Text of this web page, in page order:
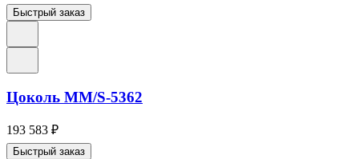
Быстрый заказ
Цоколь ММ/S-5362
193 583 ₽
Быстрый заказ